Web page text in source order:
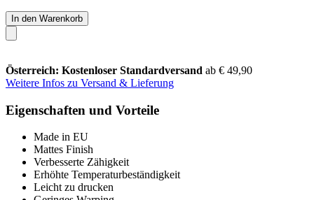
In den Warenkorb
Österreich: Kostenloser Standardversand ab € 49,90
Weitere Infos zu Versand & Lieferung
Eigenschaften und Vorteile
Made in EU
Mattes Finish
Verbesserte Zähigkeit
Erhöhte Temperaturbeständigkeit
Leicht zu drucken